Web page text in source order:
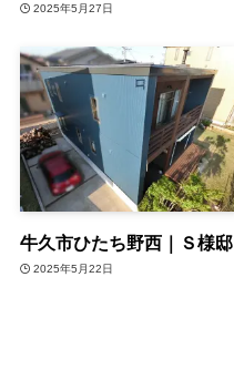
2025年5月27日
牛久市ひたち野西｜Ｓ様邸
2025年5月22日